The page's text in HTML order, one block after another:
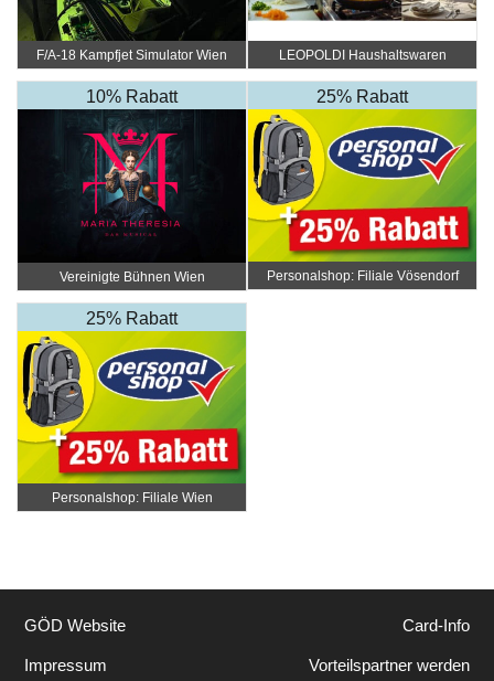
F/A-18 Kampfjet Simulator Wien LEOPOLDI Haushaltswaren
10% Rabatt
Vereinigte Bühnen Wien
25% Rabatt
Personalshop: Filiale Vösendorf
25% Rabatt
Personalshop: Filiale Wien
GÖD Website
Impressum
Card-Info
Vorteilspartner werden